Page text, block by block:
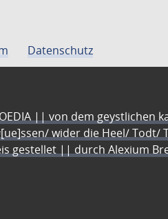
Datenschutz
|| von dem
wider die Heel/
gestellet || durch Alexium